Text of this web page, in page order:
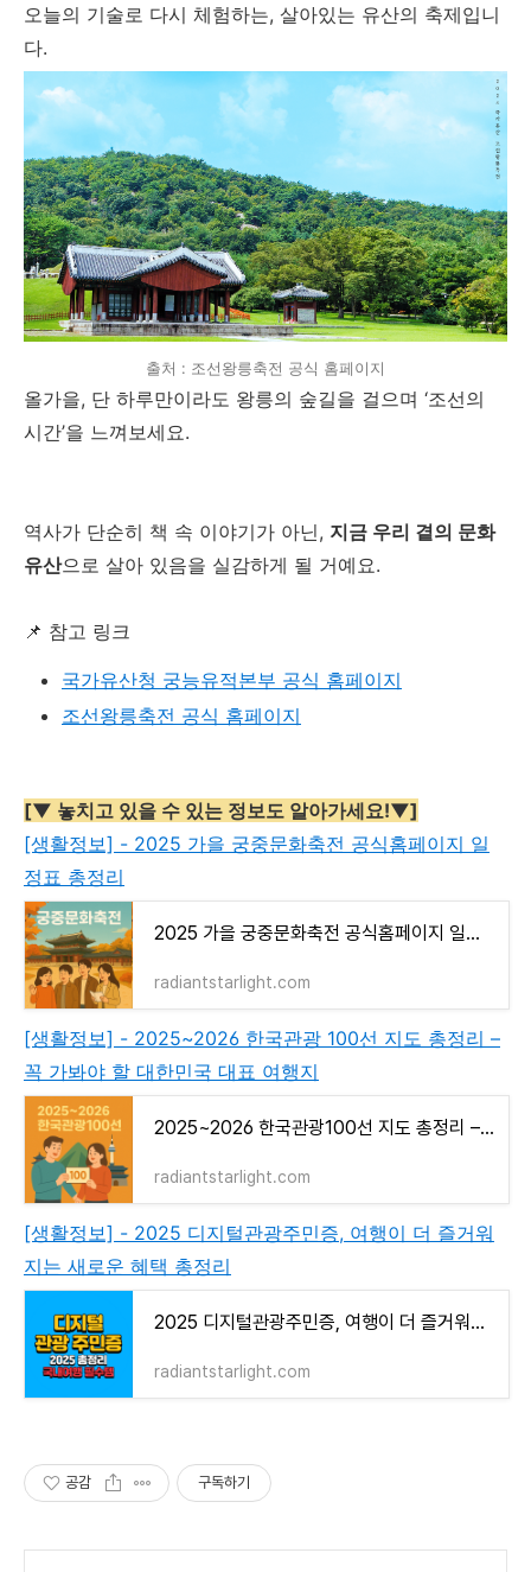
오늘의 기술로 다시 체험하는, 살아있는 유산의 축제입니
다.
출처 : 조선왕릉축전 공식 홈페이지
올가을, 단 하루만이라도 왕릉의 숲길을 걸으며 ‘조선의
시간’을 느껴보세요.
역사가 단순히 책 속 이야기가 아닌, 지금 우리 곁의 문화
유산으로 살아 있음을 실감하게 될 거예요.
📌 참고 링크
국가유산청 궁능유적본부 공식 홈페이지
조선왕릉축전 공식 홈페이지
[▼ 놓치고 있을 수 있는 정보도 알아가세요!▼]
[생활정보] - 2025 가을 궁중문화축전 공식홈페이지 일
정표 총정리
2025 가을 궁중문화축전 공식홈페이지 일정표 총정리
radiantstarlight.com
[생활정보] - 2025~2026 한국관광 100선 지도 총정리 –
꼭 가봐야 할 대한민국 대표 여행지
2025~2026 한국관광100선 지도 총정리 – 꼭 가봐야 할 대한민국 대표 여행지
radiantstarlight.com
[생활정보] - 2025 디지털관광주민증, 여행이 더 즐거워
지는 새로운 혜택 총정리
2025 디지털관광주민증, 여행이 더 즐거워지는 새로운 혜택 총정리
radiantstarlight.com
공감 구독하기